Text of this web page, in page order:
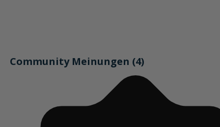
Community Meinungen (4)